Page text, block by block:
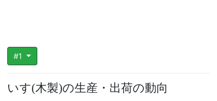
#1
いす(木製)の生産・出荷の動向